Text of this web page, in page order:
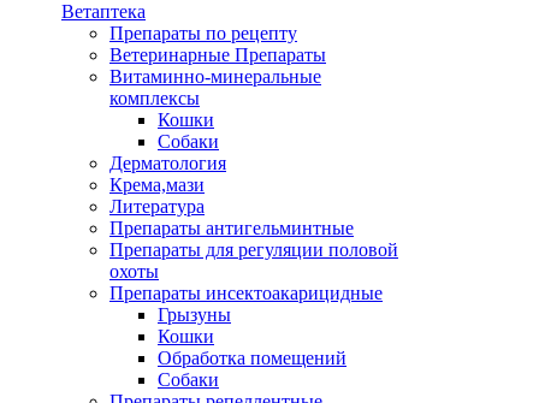
Ветаптека
Препараты по рецепту
Ветеринарные Препараты
Витаминно-минеральные
комплексы
Кошки
Собаки
Дерматология
Крема,мази
Литература
Препараты антигельминтные
Препараты для регуляции половой
охоты
Препараты инсектоакарицидные
Грызуны
Кошки
Обработка помещений
Собаки